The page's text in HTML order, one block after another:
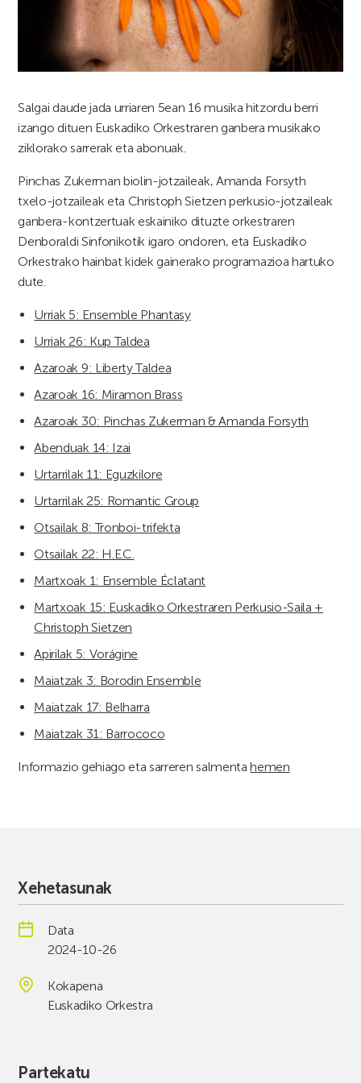
Salgai daude jada urriaren 5ean 16 musika hitzordu berri
izango dituen Euskadiko Orkestraren ganbera musikako
ziklorako sarrerak eta abonuak.
Pinchas Zukerman biolin-jotzaileak, Amanda Forsyth
txelo-jotzaileak eta Christoph Sietzen perkusio-jotzaileak
ganbera-kontzertuak eskainiko dituzte orkestraren
Denboraldi Sinfonikotik igaro ondoren, eta Euskadiko
Orkestrako hainbat kidek gainerako programazioa hartuko
dute.
Urriak 5: Ensemble Phantasy
Urriak 26: Kup Taldea
Azaroak 9: Liberty Taldea
Azaroak 16: Miramon Brass
Azaroak 30: Pinchas Zukerman & Amanda Forsyth
Abenduak 14: Izai
Urtarrilak 11: Eguzkilore
Urtarrilak 25: Romantic Group
Otsailak 8: Tronboi-trifekta
Otsailak 22: H.E.C.
Martxoak 1: Ensemble Éclatant
Martxoak 15: Euskadiko Orkestraren Perkusio-Saila +
Christoph Sietzen
Apirilak 5: Vorágine
Maiatzak 3: Borodin Ensemble
Maiatzak 17: Belharra
Maiatzak 31: Barrococo
Informazio gehiago eta sarreren salmentahemen
Xehetasunak
Data
2024-10-26
Kokapena
Euskadiko Orkestra
Partekatu